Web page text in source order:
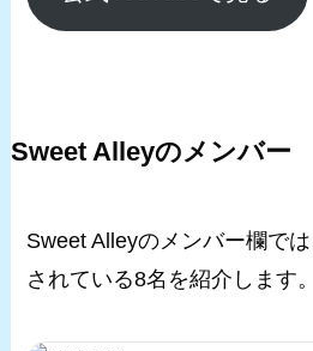
Sweet Alleyのメンバー
Sweet Alleyのメンバー欄で
されている8名を紹介します。